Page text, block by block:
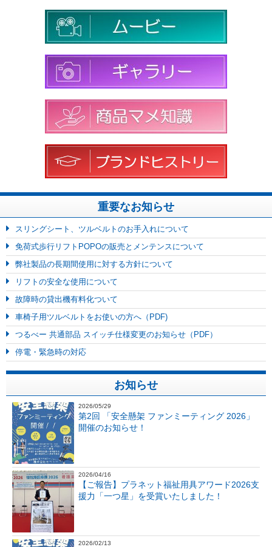
重要なお知らせ
スリングシート、ツルベルトのお手入れについて
免荷式歩行リフトPOPOの販売とメンテンスについて
弊社製品の長期間使用に対する方針について
リフトの安全な使用について
故障時の貸出機有料化ついて
車椅子用ツルベルトをお使いの方へ（PDF)
つるべー 共通部品 スイッチ仕様変更のお知らせ（PDF）
停電・緊急時の対応
お知らせ
2026/05/29
第2回 「安全懸架 ファンミーティング 2026」
開催のお知らせ！
2026/04/16
【ご報告】プラネット福祉用具アワード2026支
援力「一つ星」を受賞いたしました！
2026/02/13